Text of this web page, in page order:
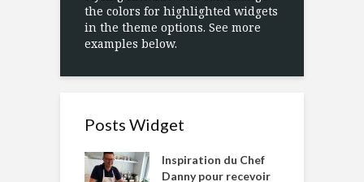
the colors for highlighted widgets
in the theme options. See more
examples below.
Posts Widget
Inspiration du Chef
Danny pour recevoir